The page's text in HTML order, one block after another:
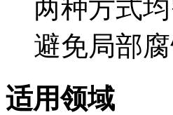
两种方式
避免局部腐
适用领域